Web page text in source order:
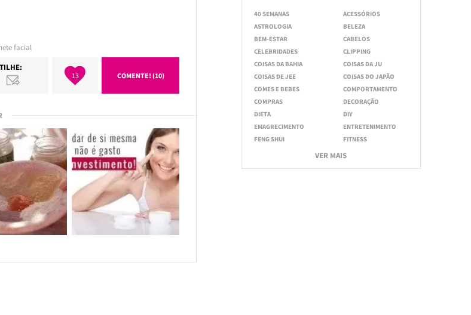
facial
13 COMENTE! (10)
40 SEMANAS
ACESSÓRIOS
ASTROLOGIA
BELEZA
BEM-ESTAR
CABELOS
CELEBRIDADES
CLIPPING
COISAS DA BAHIA
COISAS DA JU
COISAS DE JEE
COISAS DO JAPÃO
COMES E BEBES
COMPORTAMENTO
COMPRAS
DECORAÇÃO
DIETA
DIY
EMAGRECIMENTO
ENTRETENIMENTO
FENG SHUI
FITNESS
VER MAIS